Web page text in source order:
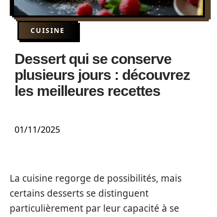
CUISINE
Dessert qui se conserve
plusieurs jours : découvrez
les meilleures recettes
01/11/2025
La cuisine regorge de possibilités, mais
certains desserts se distinguent
particulièrement par leur capacité à se